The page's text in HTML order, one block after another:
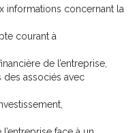
informations concernant la
courant à
de l’entreprise,
des associés avec